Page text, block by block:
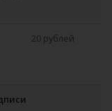
20 рублей